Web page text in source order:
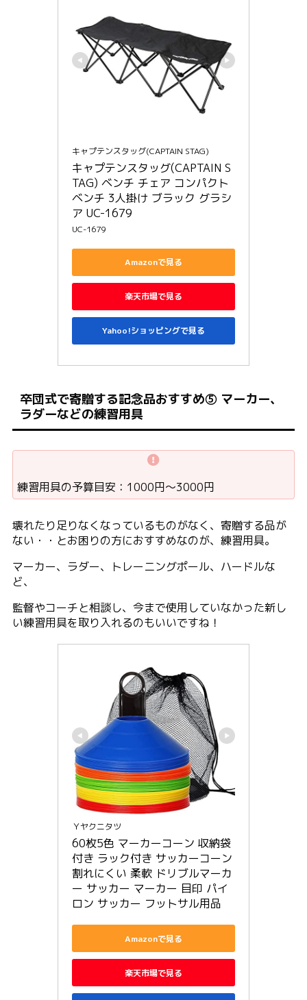
キャプテンスタッグ(CAPTAIN STAG)
キャプテンスタッグ(CAPTAIN S
TAG) ベンチ チェア コンパクト
ベンチ 3人掛け ブラック グラシ
ア UC-1679
UC-1679
Amazonで見る
楽天市場で見る
Yahoo!ショッピングで見る
卒団式で寄贈する記念品おすすめ⑤ マーカー、
ラダーなどの練習用具
練習用具の予算目安：1000円〜3000円
壊れたり足りなくなっているものがなく、寄贈する品が
ない・・とお困りの方におすすめなのが、練習用具。
マーカー、ラダー、トレーニングポール、ハードルな
ど、
監督やコーチと相談し、今まで使用していなかった新し
い練習用具を取り入れるのもいいですね！
Ｙヤクニタツ
60枚5色 マーカーコーン 収納袋
付き ラック付き サッカーコーン
割れにくい 柔軟 ドリブルマーカ
ー サッカー マーカー 目印 パイ
ロン サッカー フットサル用品
Amazonで見る
楽天市場で見る